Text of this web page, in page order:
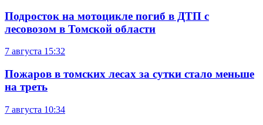
Подросток на мотоцикле погиб в ДТП с
лесовозом в Томской области
7 августа 15:32
Пожаров в томских лесах за сутки стало меньше
на треть
7 августа 10:34